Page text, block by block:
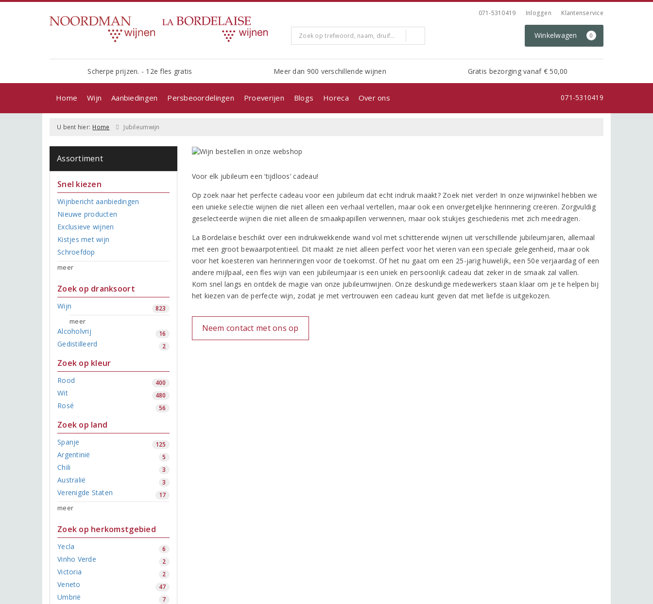
071-5310419 Inloggen Klantenservice
Winkelwagen 0
Scherpe prijzen. - 12e fles gratis Meer dan 900 verschillende wijnen Gratis bezorging vanaf € 50,00
Home Wijn Aanbiedingen Persbeoordelingen Proeverijen Blogs Horeca Over ons 071-5310419
U bent hier: Home Jubileumwijn
Assortiment
Snel kiezen
Wijnbericht aanbiedingen
Nieuwe producten
Exclusieve wijnen
Kistjes met wijn
Schroefdop
meer
Zoek op dranksoort
Wijn 823
meer
Alcoholvrij 16
Gedistilleerd 2
Zoek op kleur
Rood 400
Wit 480
Rosé 56
Zoek op land
Spanje 125
Argentinië 5
Chili 3
Australië 3
Verenigde Staten 17
meer
Zoek op herkomstgebied
Yecla 6
Vinho Verde 2
Victoria 2
Veneto 47
Umbrië 7
Voor elk jubileum een ‘tijdloos’ cadeau!
Op zoek naar het perfecte cadeau voor een jubileum dat echt indruk maakt? Zoek niet verder! In onze wijnwinkel hebben we
een unieke selectie wijnen die niet alleen een verhaal vertellen, maar ook een onvergetelijke herinnering creëren. Zorgvuldig
geselecteerde wijnen die niet alleen de smaakpapillen verwennen, maar ook stukjes geschiedenis met zich meedragen.
La Bordelaise beschikt over een indrukwekkende wand vol met schitterende wijnen uit verschillende jubileumjaren, allemaal
met een groot bewaarpotentieel. Dit maakt ze niet alleen perfect voor het vieren van een speciale gelegenheid, maar ook
voor het koesteren van herinneringen voor de toekomst. Of het nu gaat om een 25-jarig huwelijk, een 50e verjaardag of een
andere mijlpaal, een fles wijn van een jubileumjaar is een uniek en persoonlijk cadeau dat zeker in de smaak zal vallen.
Kom snel langs en ontdek de magie van onze jubileumwijnen. Onze deskundige medewerkers staan klaar om je te helpen bij
het kiezen van de perfecte wijn, zodat je met vertrouwen een cadeau kunt geven dat met liefde is uitgekozen.
Neem contact met ons op